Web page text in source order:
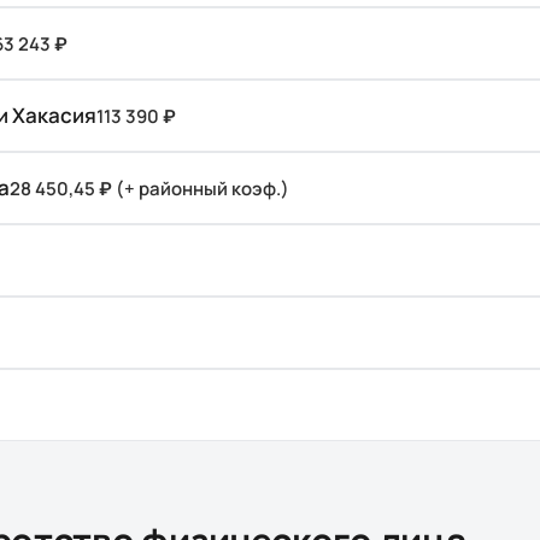
243 ₽
Хакасия113 390 ₽
28 450,45 ₽ (+ районный коэф.)